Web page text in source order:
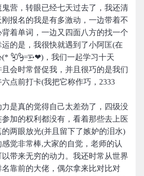
营，转眼已经七天过去了，我还清
报名的我是有多激动，一边带着不
着单词，一边又四面八方的找一个
的是，我很快就遇到了小阿匡(在
⁰̷̴͈꒨⁰̷̴͈)=͟͟͞͞➳❤)，我们一起学习十天
会时常督促我，并且很巧的是我们
点前打卡(我把它称作巧，2333
是真的觉得自己太差劲了，四级没
加的权利都没有，看着那些去上医
两眼放光(并且留下了嫉妒的泪水)
觉非常棒,大家的自觉，老师的认
带来无穷的动力。我还时常从世界
靠前的大佬，偶尔拿来比对比对